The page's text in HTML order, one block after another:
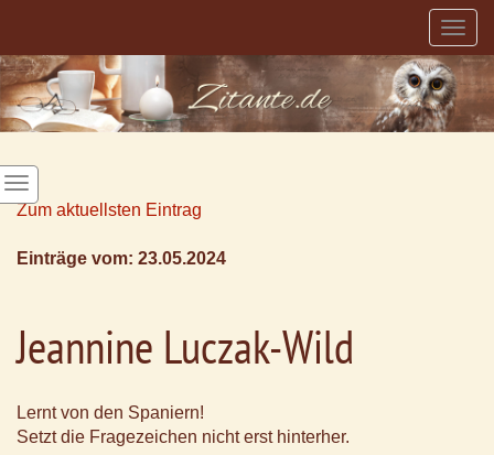
Zum aktuellsten Eintrag
Einträge vom: 23.05.2024
Jeannine Luczak-Wild
Lernt von den Spaniern!
Setzt die Fragezeichen nicht erst hinterher.